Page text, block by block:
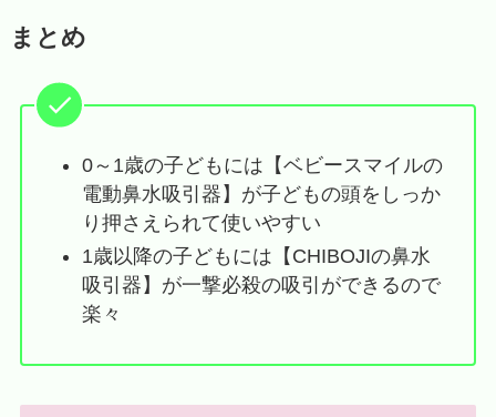
まとめ
0～1歳の子どもには【ベビースマイルの
電動鼻水吸引器】が子どもの頭をしっか
り押さえられて使いやすい
1歳以降の子どもには【CHIBOJIの鼻水
吸引器】が一撃必殺の吸引ができるので
楽々